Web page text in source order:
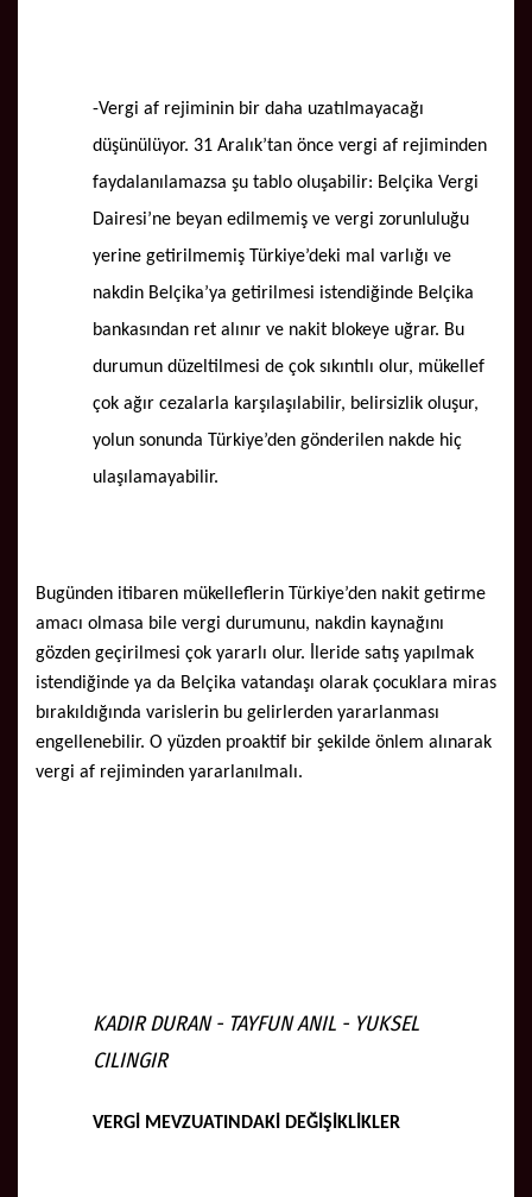
-Vergi af rejiminin bir daha uzatılmayacağı
düşünülüyor. 31 Aralık’tan önce vergi af rejiminden
faydalanılamazsa şu tablo oluşabilir: Belçika Vergi
Dairesi’ne beyan edilmemiş ve vergi zorunluluğu
yerine getirilmemiş Türkiye’deki mal varlığı ve
nakdin Belçika’ya getirilmesi istendiğinde Belçika
bankasından ret alınır ve nakit blokeye uğrar. Bu
durumun düzeltilmesi de çok sıkıntılı olur, mükellef
çok ağır cezalarla karşılaşılabilir, belirsizlik oluşur,
yolun sonunda Türkiye’den gönderilen nakde hiç
ulaşılamayabilir.
Bugünden itibaren mükelleflerin Türkiye’den nakit getirme
amacı olmasa bile vergi durumunu, nakdin kaynağını
gözden geçirilmesi çok yararlı olur. İleride satış yapılmak
istendiğinde ya da Belçika vatandaşı olarak çocuklara miras
bırakıldığında varislerin bu gelirlerden yararlanması
engellenebilir. O yüzden proaktif bir şekilde önlem alınarak
vergi af rejiminden yararlanılmalı.
KADIR DURAN - TAYFUN ANIL - YUKSEL
CILINGIR
VERGİ MEVZUATINDAKİ DEĞİŞİKLİKLER